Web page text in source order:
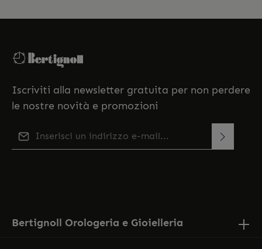
Iscriviti alla newsletter gratuita per non perdere
le nostre novità e promozioni
Indirizzo e-mail*
Bertignoll Orologeria e Gioielleria